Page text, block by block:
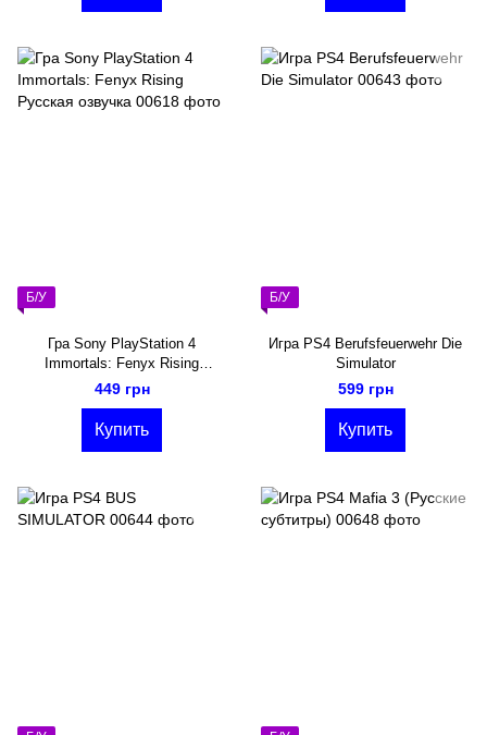
Б/У
Гра Sony PlayStation 4
Immortals: Fenyx Rising
Русская озвучка
449 грн
Купить
Б/У
Игра PS4 Berufsfeuerwehr Die
Simulator
599 грн
Купить